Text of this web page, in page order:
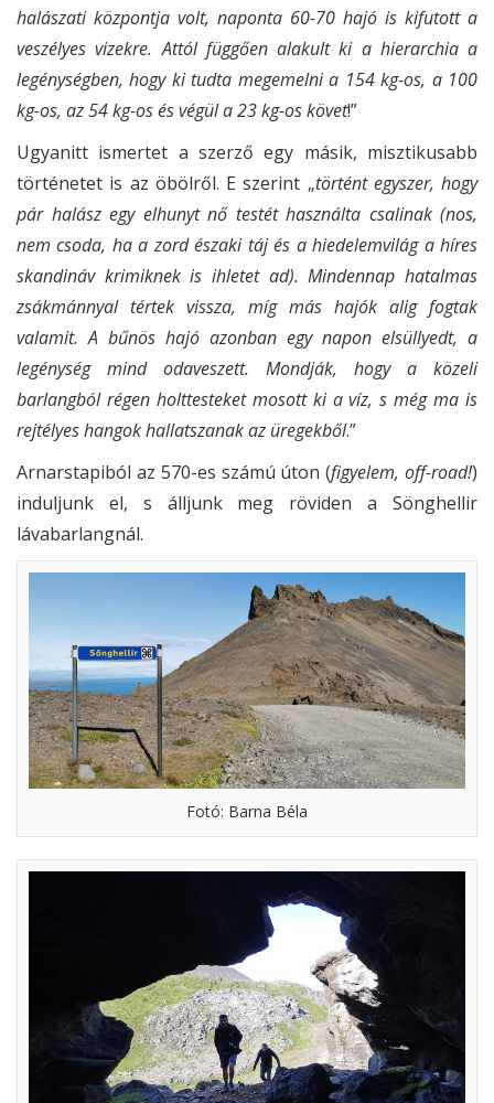
halászati központja volt, naponta 60-70 hajó is kifutott a
veszélyes vizekre. Attól függően alakult ki a hierarchia a
legénységben, hogy ki tudta megemelni a 154 kg-os, a 100
kg-os, az 54 kg-os és végül a 23 kg-os követ!”
Ugyanitt ismertet a szerző egy másik, misztikusabb
történetet is az öbölről. E szerint „történt egyszer, hogy
pár halász egy elhunyt nő testét használta csalinak (nos,
nem csoda, ha a zord északi táj és a hiedelemvilág a híres
skandináv krimiknek is ihletet ad). Mindennap hatalmas
zsákmánnyal tértek vissza, míg más hajók alig fogtak
valamit. A bűnös hajó azonban egy napon elsüllyedt, a
legénység mind odaveszett. Mondják, hogy a közeli
barlangból régen holttesteket mosott ki a víz, s még ma is
rejtélyes hangok hallatszanak az üregekből.”
Arnarstapiból az 570-es számú úton (figyelem, off-road!)
induljunk el, s álljunk meg röviden a Sönghellir
lávabarlangnál.
Fotó: Barna Béla